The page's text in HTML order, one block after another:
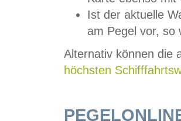
Ist der aktuelle
am Pegel vor,
Alternativ können die
höchsten